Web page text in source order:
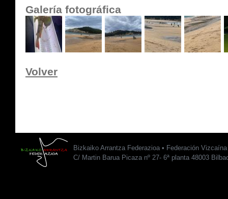
Galería fotográfica
Volver
Bizkaiko Arrantza Federazioa • Federación
C/ Martin Barua Picaza nº 27- 6ª planta 48003